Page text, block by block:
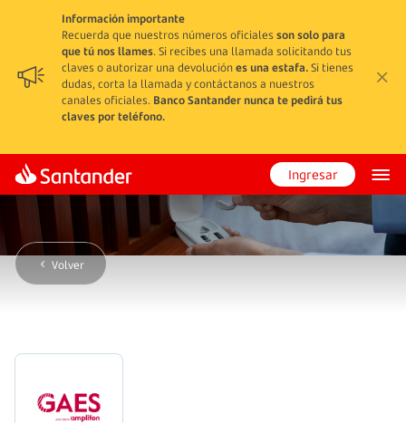
Información importante
Recuerda que nuestros números oficiales son solo para
que tú nos llames. Si recibes una llamada solicitando tus
claves o autorizar una devoluciónes una estafa.Si tienes
dudas, corta la llamada y contáctanos a nuestros
canales oficiales. Banco Santander nunca te pedirá tus
claves por teléfono.
Ingresar
Volver